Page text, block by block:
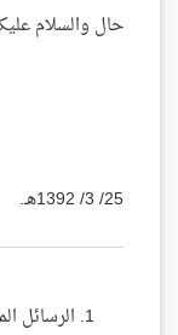
حال والسلام
25/ 3/ 1392هـ.
الرسائل